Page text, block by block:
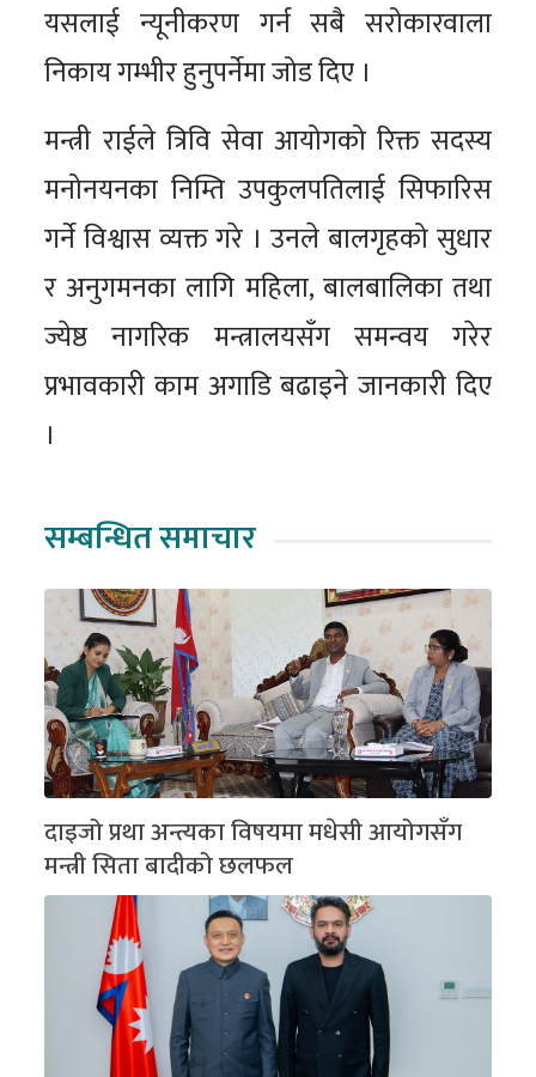
यसलाई न्यूनीकरण गर्न सबै सरोकारवाला
निकाय गम्भीर हुनुपर्नेमा जोड दिए ।
मन्त्री राईले त्रिवि सेवा आयोगको रिक्त सदस्य
मनोनयनका निम्ति उपकुलपतिलाई सिफारिस
गर्ने विश्वास व्यक्त गरे । उनले बालगृहको सुधार
र अनुगमनका लागि महिला, बालबालिका तथा
ज्येष्ठ नागरिक मन्त्रालयसँग समन्वय गरेर
प्रभावकारी काम अगाडि बढाइने जानकारी दिए
।
सम्बन्धित समाचार
दाइजो प्रथा अन्त्यका विषयमा मधेसी आयोगसँग
मन्त्री सिता बादीको छलफल